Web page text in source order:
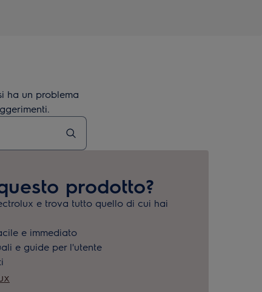
ha un problema
prodotto?
e trova tutto quello di cui hai
e immediato
e guide per l'utente